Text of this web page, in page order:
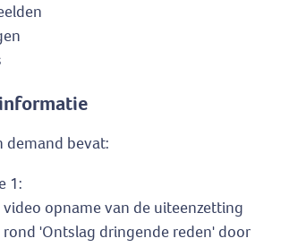
demand bevat:
1:
video opname van de uiteenzetting
rond 'Ontslag dringende reden' door